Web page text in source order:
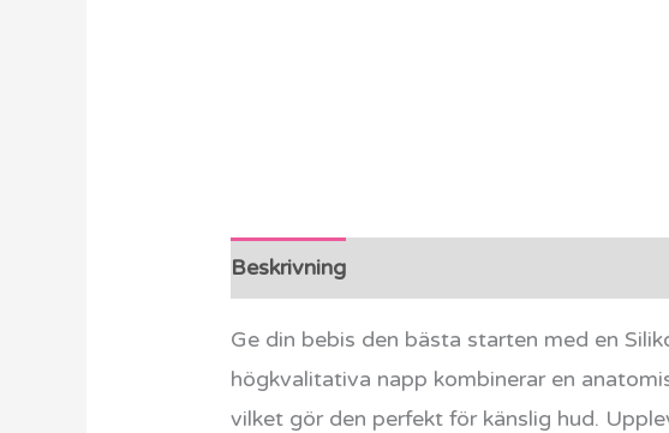
Beskrivning
Ge din bebis den bästa starten med en
högkvalitativa napp kombinerar en
vilket gör den perfekt för känslig hud.